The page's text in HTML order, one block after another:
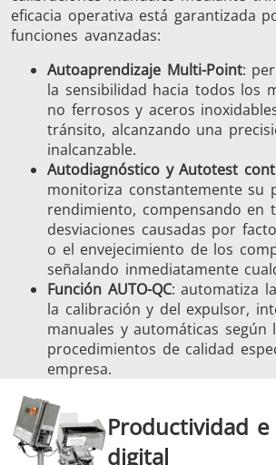
eficacia operativa está garantizada
funciones avanzadas:
Autoaprendizaje Multi-Point:
la sensibilidad hacia todos los
no ferrosos y aceros
tránsito, alcanzando una
inalcanzable.
Autodiagnóstico y Autotest
monitoriza constantemente su
rendimiento, compensando en
desviaciones causadas por
o el envejecimiento de los
señalando inmediatamente
Función AUTO-QC: automatiza
la calibración y del expulsor,
manuales y automáticas según
procedimientos de calidad
empresa.
Productividad
digital